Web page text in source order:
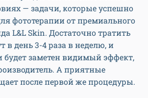
— задачи, которые успешно
фототерапии от премиального
L&L Skin. Достаточно тратить
в день 3-4 раза в неделю, и
будет заметен видимый эффект,
А приятные
после первой же процедуры.